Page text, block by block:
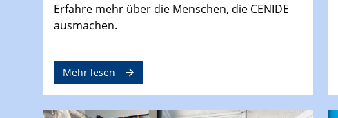
Erfahre mehr über die Menschen, die CENIDE
ausmachen.
Mehr lesen